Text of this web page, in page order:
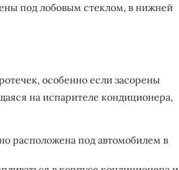
под лобовым стеклом, в нижней
особенно если засорены
на испарителе кондиционера,
расположена под автомобилем в